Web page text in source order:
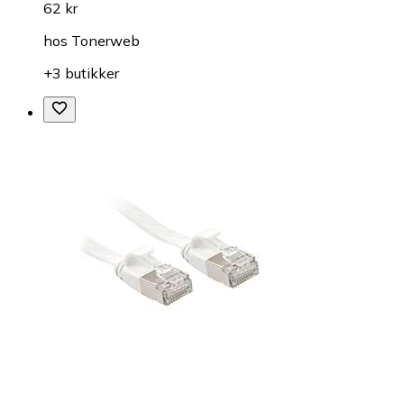
62 kr
hos Tonerweb
+3 butikker